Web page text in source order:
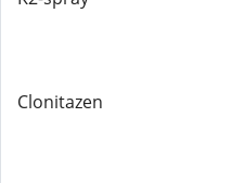
Clonitazen